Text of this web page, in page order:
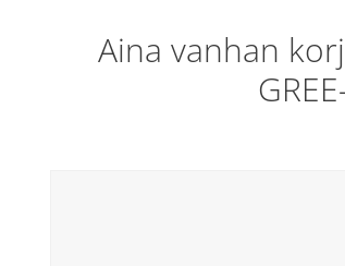
Aina vanhan